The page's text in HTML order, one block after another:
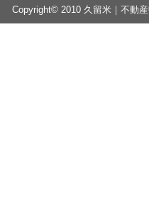
Copyright© 2010 久留米｜不動